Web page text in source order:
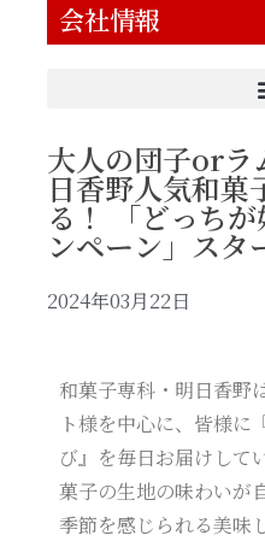
会社情報
大人の団子orラ
日香野人気和菓
る！ 「どっち
ンペーン」スタ
2024年03月22日
和菓子専科・明日香野
ト様を中心に、皆様に
び』を毎日お届けして
菓子の生地の味わいが
季節を感じられる美味